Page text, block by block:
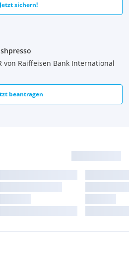
Jetzt sichern!
von Raiffeisen Bank International
beantragen